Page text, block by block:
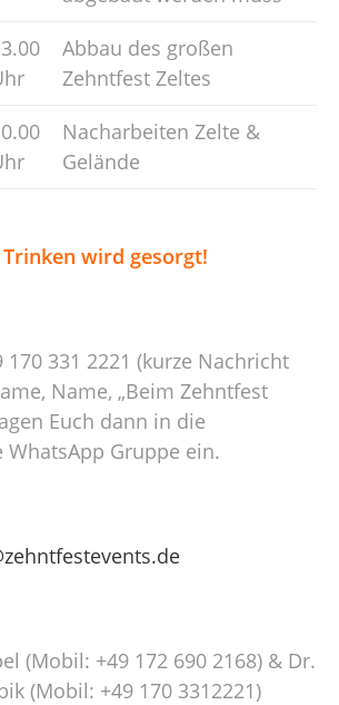
Abbau des großen
Zehntfest Zeltes
Nacharbeiten Zelte &
Gelände
Trinken wird gesorgt!
170 331 2221 (kurze Nachricht
Name, „Beim Zehntfest
Euch dann in die
WhatsApp Gruppe ein.
(Mobil: +49 172 690 2168) & Dr.
(Mobil: +49 170 3312221)